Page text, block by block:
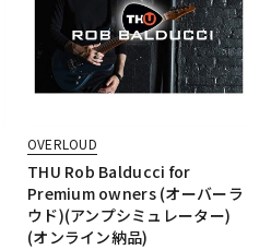
OVERLOUD
THU Rob Balducci for
Premium owners (オーバーラ
ウド)(アンプシミュレーター)
(オンライン納品)